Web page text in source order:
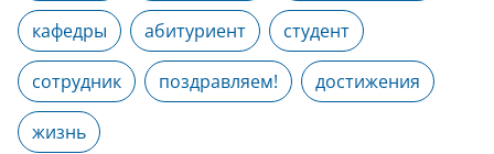
кафедры абитуриент студент
сотрудник поздравляем! достижения
жизнь